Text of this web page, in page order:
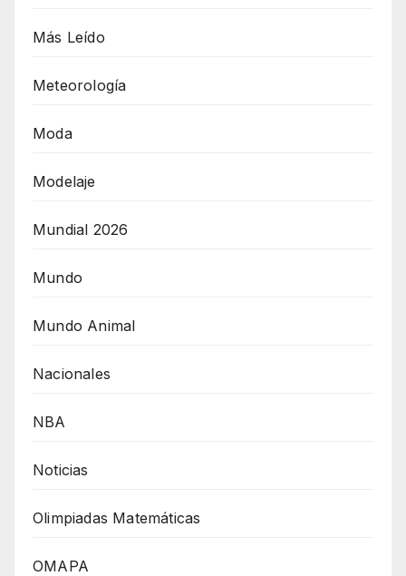
Más Leído
Meteorología
Moda
Modelaje
Mundial 2026
Mundo
Mundo Animal
Nacionales
NBA
Noticias
Olimpiadas Matemáticas
OMAPA